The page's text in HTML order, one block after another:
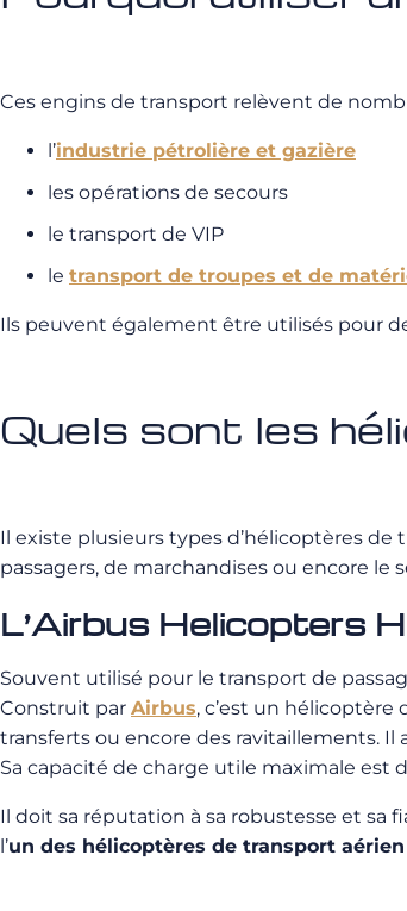
Ces engins de transport relèvent de
l’industrie pétrolière et gazière
les opérations de secours
le transport de VIP
le transport de troupes et de
Ils peuvent également être utilisés pour
Quels sont les
Il existe plusieurs types d’hélicoptères
passagers, de marchandises ou encore
L’Airbus Helicopters
Souvent utilisé pour le transport de
Construit par Airbus, c’est un hélicoptère
transferts ou encore des ravitaillements. Il
Sa capacité de charge utile maximale est
Il doit sa réputation à sa robustesse et sa
l’un des hélicoptères de transport